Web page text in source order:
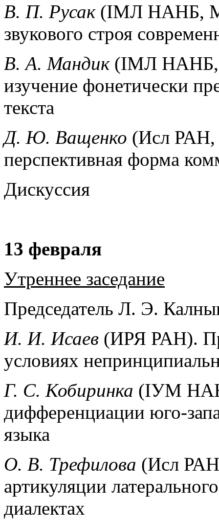
В. П. Русак (IМЛ НАНБ,
звукового строя
В. А. Мандик(IМЛ НАНБ,
изучение фонетически
текста
Д. Ю. Ващенко (Исл РАН,
перспективная форма
Дискуссия
13 февраля
Утреннее заседание
Председатель Л. Э.
И. И. Исаев (ИРЯ РАН).
условиях
Г. С. Кобиринка (IУМ
дифференциации юго-
языка
О. В. Трефилова (Исл
артикуляции
диалектах